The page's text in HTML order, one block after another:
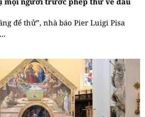
để thử”, nhà báo Pier Luigi Pisa